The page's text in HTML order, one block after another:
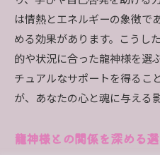
は情熱とエネルギーの象徴で
める効果があります。こうし
的や状況に合った龍神様を選
チュアルなサポートを得るこ
が、あなたの心と魂に与える
龍神様との関係を深める